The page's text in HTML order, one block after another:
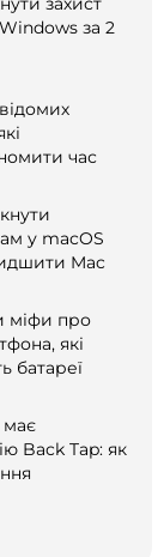
за 2
час
у macOS
Mac
міфи про
які
батареї
має
Back Tap: як